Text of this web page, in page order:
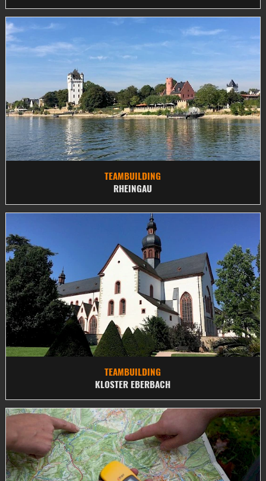
TEAMBUILDING
RHEINGAU
TEAMBUILDING
KLOSTER EBERBACH